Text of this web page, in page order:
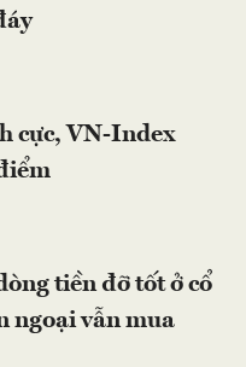
cực, VN-Index
tiền đỡ tốt ở cổ
ngoại vẫn mua